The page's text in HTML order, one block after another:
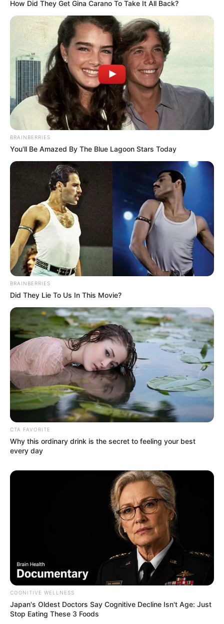
3 + 2 90 perc: 1.265.000 Ft
Fásy Mulató – Meterhármas 90 perc: 794.000 Ft
Bangó Margit 45 perc: 518.000 Ft 140 Ft
Bódi Guszti és Bódi Margó 40 perc: 506.000 Ft
Dupla KáVé és Köteles Cindy 40 perc: 403.000 Ft
Kis Grófo 35 perc: 403.000 Ft
Nótár Mary 40 perc: 403.000 Ft
Jolly 40 perc: 362.000 Ft
A Jó Laci Betyár 50 perc: 346.000 Ft
Balázs Pali 40 perc: 346.000 Ft
Váradi‐Botos Café 45 perc: 346.000 Ft
A listavezetőkről azonban tudni kell, hogy
nagyszabásúbb előadást adnak, ezért a költségeik
is tetemesebbek. Az árakat tovább alakítja az is,
hogy ki mennyi kilométerpénzt kér.
How Did They Get Gina Carano To Take It All Back?
BRAINBERRIES
You'll Be Amazed By The Blue Lagoon Stars Today
BRAINBERRIES
Did They Lie To Us In This Movie?
CTA FAVORITE
Why this ordinary drink is the secret to feeling your best
every day
COGNITIVE WELLNESS
Japan's Oldest Doctors Say Cognitive Decline Isn't Age: Just
Stop Eating These 3 Foods